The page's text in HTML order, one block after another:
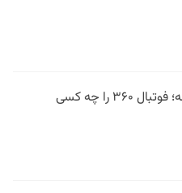
فیلتر در وقت اضافه؛ فوتبال ۳۶۰ را چه کسی